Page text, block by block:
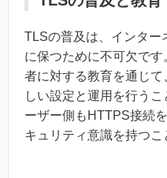
TLSの普及は、インター
に保つために不可欠で
者に対する教育を通じ
しい設定と運用を行う
ーザー側もHTTPS接続
キュリティ意識を持つこ